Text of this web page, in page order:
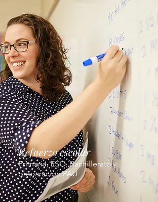
Refuerzo escolar
Primaria, ESO, Bachillerato y
preparación PAU